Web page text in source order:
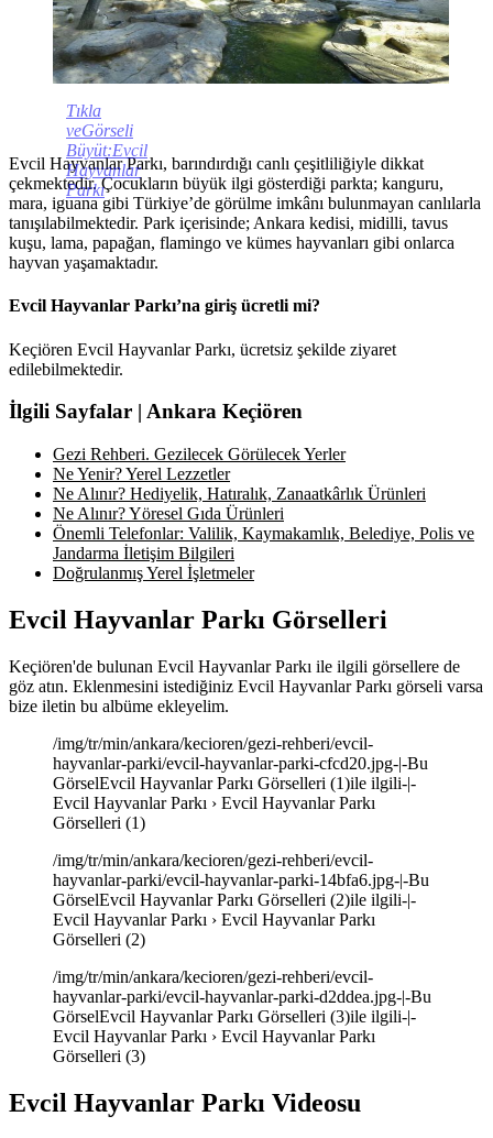
Tıkla
veGörseli
Büyüt:Evcil
Hayvanlar
Parkı
Evcil Hayvanlar Parkı, barındırdığı canlı çeşitliliğiyle dikkat
çekmektedir. Çocukların büyük ilgi gösterdiği parkta; kanguru,
mara, iguana gibi Türkiye’de görülme imkânı bulunmayan canlılarla
tanışılabilmektedir. Park içerisinde; Ankara kedisi, midilli, tavus
kuşu, lama, papağan, flamingo ve kümes hayvanları gibi onlarca
hayvan yaşamaktadır.
Evcil Hayvanlar Parkı’na giriş ücretli mi?
Keçiören Evcil Hayvanlar Parkı, ücretsiz şekilde ziyaret
edilebilmektedir.
İlgili Sayfalar | Ankara Keçiören
Gezi Rehberi. Gezilecek Görülecek Yerler
Ne Yenir? Yerel Lezzetler
Ne Alınır? Hediyelik, Hatıralık, Zanaatkârlık Ürünleri
Ne Alınır? Yöresel Gıda Ürünleri
Önemli Telefonlar: Valilik, Kaymakamlık, Belediye, Polis ve
Jandarma İletişim Bilgileri
Doğrulanmış Yerel İşletmeler
Evcil Hayvanlar Parkı Görselleri
Keçiören'de bulunan Evcil Hayvanlar Parkı ile ilgili görsellere de
göz atın. Eklenmesini istediğiniz Evcil Hayvanlar Parkı görseli varsa
bize iletin bu albüme ekleyelim.
/img/tr/min/ankara/kecioren/gezi-rehberi/evcil-
hayvanlar-parki/evcil-hayvanlar-parki-cfcd20.jpg-|-Bu
GörselEvcil Hayvanlar Parkı Görselleri (1)ile ilgili-|-
Evcil Hayvanlar Parkı › Evcil Hayvanlar Parkı
Görselleri (1)
/img/tr/min/ankara/kecioren/gezi-rehberi/evcil-
hayvanlar-parki/evcil-hayvanlar-parki-14bfa6.jpg-|-Bu
GörselEvcil Hayvanlar Parkı Görselleri (2)ile ilgili-|-
Evcil Hayvanlar Parkı › Evcil Hayvanlar Parkı
Görselleri (2)
/img/tr/min/ankara/kecioren/gezi-rehberi/evcil-
hayvanlar-parki/evcil-hayvanlar-parki-d2ddea.jpg-|-Bu
GörselEvcil Hayvanlar Parkı Görselleri (3)ile ilgili-|-
Evcil Hayvanlar Parkı › Evcil Hayvanlar Parkı
Görselleri (3)
Evcil Hayvanlar Parkı Videosu